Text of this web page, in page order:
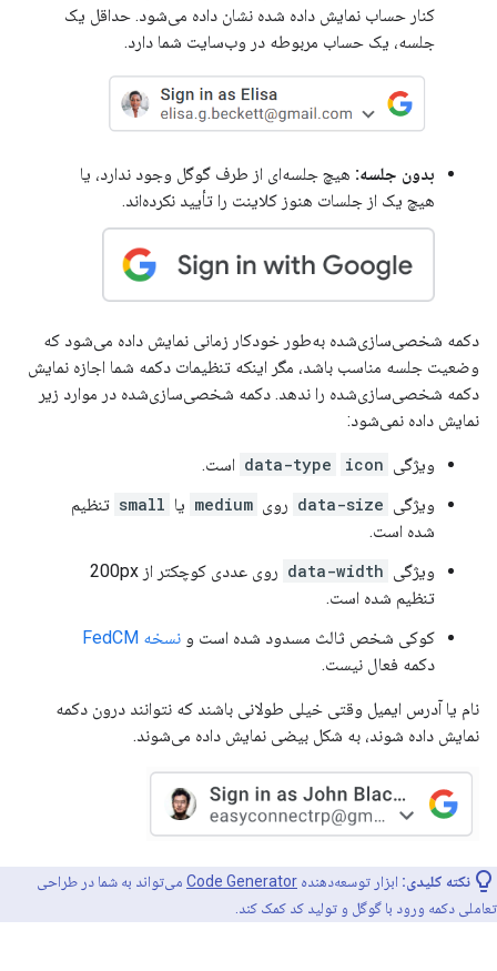
کنار حساب نمایش داده شده نشان داده می‌شود. حداقل یک
جلسه، یک حساب مربوطه در وب‌سایت شما دارد.
بدون جلسه: هیچ جلسه‌ای از طرف گوگل وجود ندارد، یا
هیچ یک از جلسات هنوز کلاینت را تأیید نکرده‌اند.
دکمه شخصی‌سازی‌شده به‌طور خودکار زمانی نمایش داده می‌شود که
وضعیت جلسه مناسب باشد، مگر اینکه تنظیمات دکمه شما اجازه نمایش
دکمه شخصی‌سازی‌شده را ندهد. دکمه شخصی‌سازی‌شده در موارد زیر
نمایش داده نمی‌شود:
ویژگی data-type icon
است.
ویژگی data-size روی medium یا small تنظیم
شده است.
ویژگی data-width
روی عددی کوچکتر از 200px
تنظیم شده است.
کوکی شخص ثالث مسدود شده است و نسخه FedCM
دکمه فعال نیست.
نام یا آدرس ایمیل وقتی خیلی طولانی باشند که نتوانند درون دکمه
نمایش داده شوند، به شکل بیضی نمایش داده می‌شوند.
نکته کلیدی: ابزار توسعه‌دهنده Code Generator می‌تواند به شما در طراحی
تعاملی دکمه ورود با گوگل و تولید کد کمک کند.